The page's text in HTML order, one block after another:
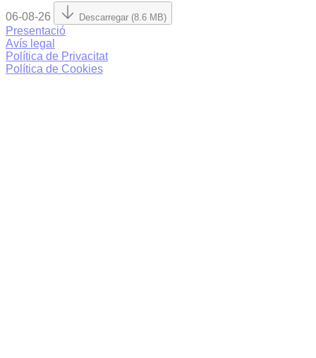
06-08-26 Descarregar (8.6 MB)
Presentació
Avís legal
Política de Privacitat
Política de Cookies